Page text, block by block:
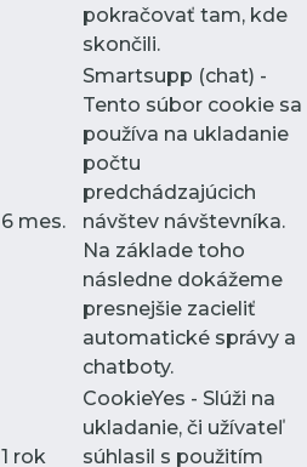
pokračovať tam, kde
skončili.
6 mes.
Smartsupp (chat) -
Tento súbor cookie sa
používa na ukladanie
počtu
predchádzajúcich
návštev návštevníka.
Na základe toho
následne dokážeme
presnejšie zacieliť
automatické správy a
chatboty.
1 rok
CookieYes - Slúži na
ukladanie, či užívateľ
súhlasil s použitím